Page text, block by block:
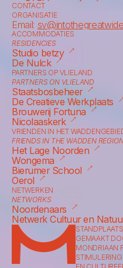
CONTACT
ORGANISATIE
Email:
ACCOMMODATIES
RESIDENCIES
Studio betzy ⟶
De Nulck ⟶
PARTNERS OP VLIELAND
PARTNERS ON VLIELAND
Staatsbosbeheer ⟶
De Creatieve Werkplaats
Brouwerij Fortuna ⟶
Nicolaaskerk ⟶
VRIENDEN IN HET
FRIENDS IN THE WADDEN
Het Lage Noorden ⟶
Wongema ⟶
Bierumer School ⟶
Oerol ⟶
NETWERKEN
NETWORKS
Noordenaars ⟶
Netwerk Cultuur en
GEMAAKT
MONDRIAAN